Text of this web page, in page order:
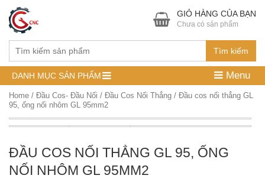
Tìm kiếm
GIỎ HÀNG CỦA BẠN
Chưa có sản phẩm
DANH MỤC SẢN PHẨM Menu
Home / Đầu Cos- Đầu Nối / Đầu Cos Nối Thẳng / Đầu cos nối thẳng GL
95, ống nối nhôm GL 95mm2
ĐẦU COS NỐI THẲNG GL 95, ỐNG
NỐI NHÔM GL 95MM2